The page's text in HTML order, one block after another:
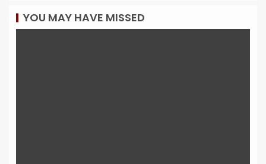
YOU MAY HAVE MISSED